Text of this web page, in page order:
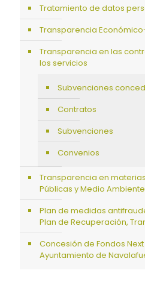
Tratamiento de datos
Transparencia
Transparencia en las
los servicios
Subvenciones
Contratos
Subvenciones
Convenios
Transparencia en
Públicas y Medio Ambiente
Plan de medidas
Plan de Recuperación,
Concesión de Fondos
Ayuntamiento de